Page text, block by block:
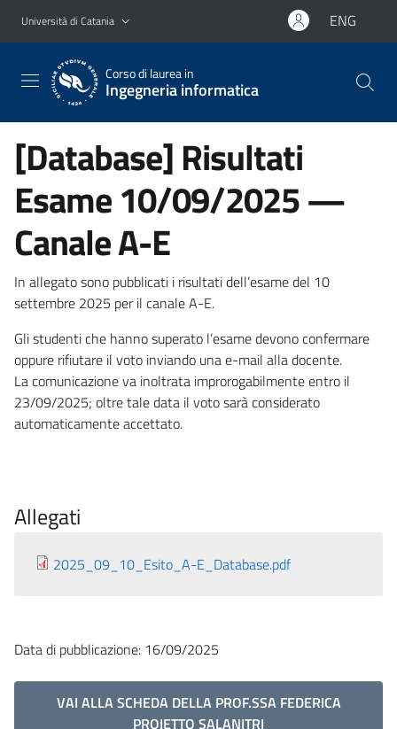
Vai al contenuto principale
Vai al menu di navigazione
Università di Catania ENG
Corso di laurea in
Ingegneria informatica
[Database] Risultati
Esame 10/09/2025 —
Canale A-E
In allegato sono pubblicati i risultati dell’esame del 10
settembre 2025 per il canale A-E.
Gli studenti che hanno superato l’esame devono confermare
oppure rifiutare il voto inviando una e-mail alla docente.
La comunicazione va inoltrata improrogabilmente entro il
23/09/2025; oltre tale data il voto sarà considerato
automaticamente accettato.
Allegati
2025_09_10_Esito_A-E_Database.pdf
Data di pubblicazione: 16/09/2025
VAI ALLA SCHEDA DELLA PROF.SSA FEDERICA
PROIETTO SALANITRI